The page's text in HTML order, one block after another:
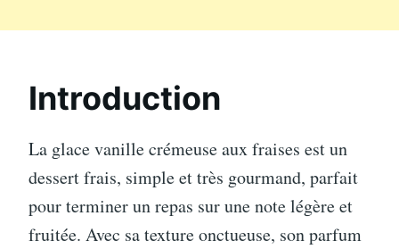
Introduction
La glace vanille crémeuse aux fraises est un
dessert frais, simple et très gourmand, parfait
pour terminer un repas sur une note légère et
fruitée. Avec sa texture onctueuse, son parfum